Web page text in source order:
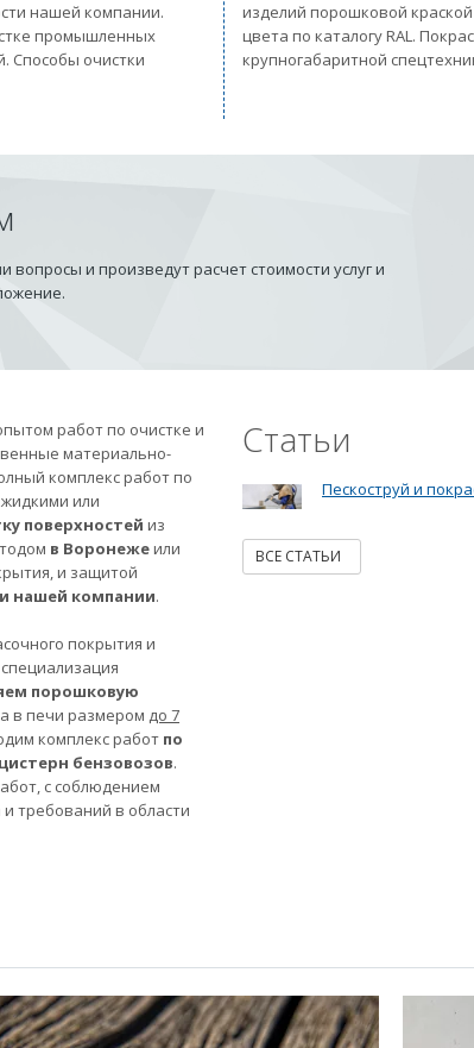
нашей компании.
промышленных
Способы очистки
изделий порошковой
цвета по каталогу RAL.
крупногабаритной
и произведут расчет стоимости услуг и
работ по очистке и
материально-
комплекс работ по
или
поверхностей из
в Воронежеили
и защитой
нашей компании.
покрытия и
порошковую
в печи размером до 7
комплекс работ по
бензовозов.
с соблюдением
требований в области
Статьи
Пескоструй и
ВСЕ СТАТЬИ